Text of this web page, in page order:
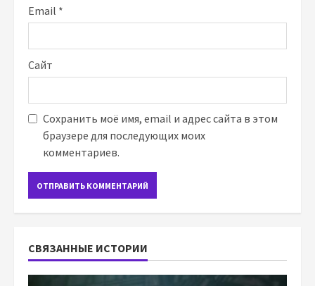
Email *
Сайт
Сохранить моё имя, email и адрес сайта в этом
браузере для последующих моих
комментариев.
СВЯЗАННЫЕ ИСТОРИИ